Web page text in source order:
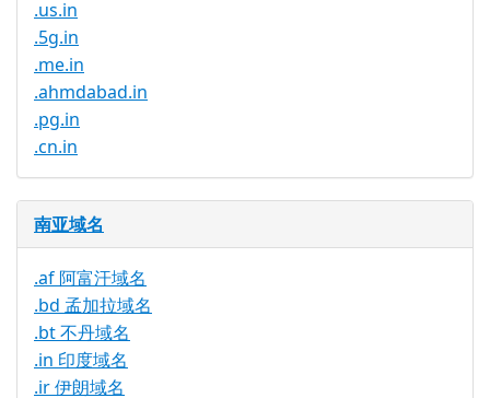
.us.in
.5g.in
.me.in
.ahmdabad.in
.pg.in
.cn.in
南亚域名
.af 阿富汗域名
.bd 孟加拉域名
.bt 不丹域名
.in 印度域名
.ir 伊朗域名